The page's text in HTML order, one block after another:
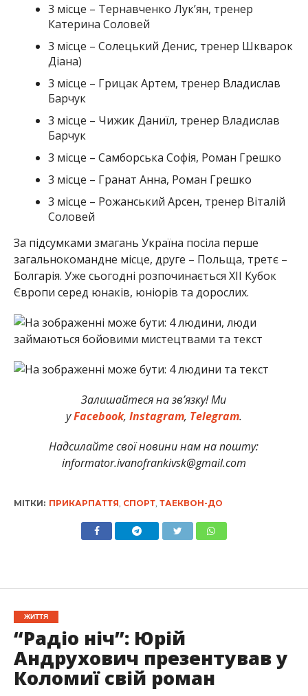
3 місце – Тернавченко Лукʼян, тренер
Катерина Соловей
3 місце – Солецький Денис, тренер Шкварок
Діана)
3 місце – Грицак Артем, тренер Владислав
Барчук
3 місце – Чижик Даниїл, тренер Владислав
Барчук
3 місце – Самборська Софія, Роман Грешко
3 місце – Гранат Анна, Роман Грешко
3 місце – Рожанський Арсен, тренер Віталій
Соловей
За підсумками змагань Україна посіла перше
загальнокомандне місце, друге – Польща, третє –
Болгарія. Уже сьогодні розпочинається XII Кубок
Європи серед юнаків, юніорів та дорослих.
Залишайтеся на зв’язку! Ми
уFacebook, Instagram, Telegram.
Надсилайте свої новини нам на пошту:
informator.ivanofrankivsk@gmail.com
МІТКИ: ПРИКАРПАТТЯ СПОРТ, ТАЕКВОН-ДО
ЖИТТЯ
“Радіо ніч”: Юрій
Андрухович презентував у
Коломиї свій роман